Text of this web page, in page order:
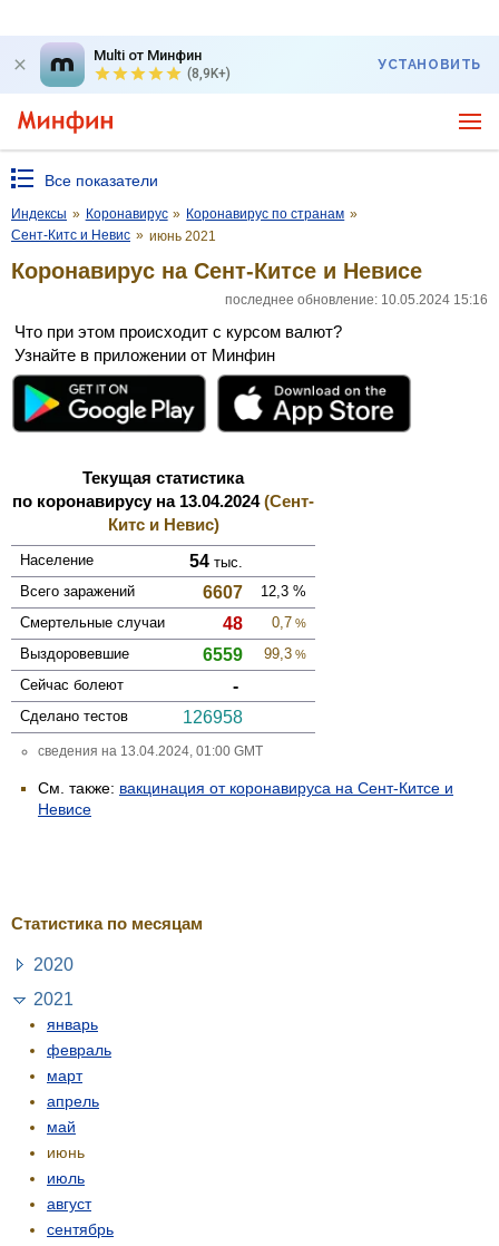
Multi от Минфин
(8,9K+)
УСТАНОВИТЬ
Все показатели
Индексы » Коронавирус » Коронавирус по странам »
Сент-Китс и Невис » июнь 2021
Коронавирус на Сент-Китсе и Невисе
последнее обновление: 10.05.2024 15:16
Что при этом происходит с курсом валют?
Узнайте в приложении от Минфин
Текущая статистика
по коронавирусу на 13.04.2024(Сент-
Китс и Невис)
Население 54 тыс.
Всего зара­жений
6607 12,3 %
Смер­тельные случаи
48 0,7 %
Выздоро­вевшие 6559 99,3 %
Сейчас болеют -
Сделано тестов 126958
сведения на 13.04.2024, 01:00 GMT
См. также: вакцинация от коронавируса на Сент-Китсе и
Невисе
Статистика по месяцам
2020
2021
январь
февраль
март
апрель
май
июнь
июль
август
сентябрь